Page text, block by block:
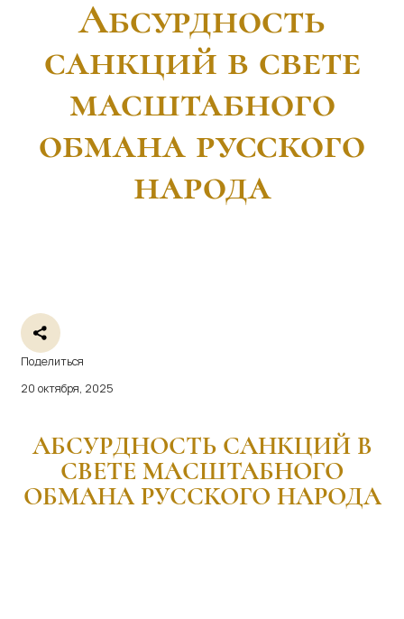
санкций в свете
масштабного
обмана русского
народа
Поделиться
20 октября, 2025
СВЕТЕ МАСШТАБНОГО
ОБМАНА РУССКОГО НАРОДА